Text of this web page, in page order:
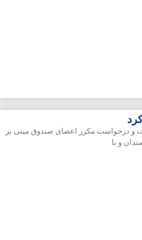
و درخواست مکرر اعضای صندوق مبنی بر
و با